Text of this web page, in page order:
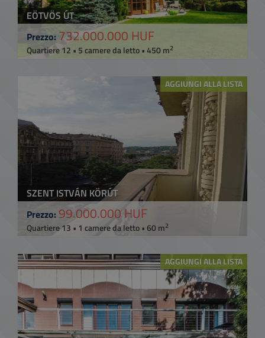
EÖTVÖS ÚT
Prezzo: 732.000.000 HUF
Quartiere 12 • 5 camere da letto • 450 m2
AGGIUNGI ALLA LISTA
SZENT ISTVÁN KÖRÚT
Prezzo: 99.000.000 HUF
Quartiere 13 • 1 camere da letto • 60 m2
AGGIUNGI ALLA LISTA